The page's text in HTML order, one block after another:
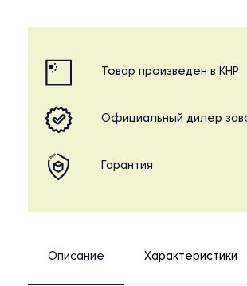
Товар произведен в КНР
Официальный дилер
Гарантия
Описание Характеристики